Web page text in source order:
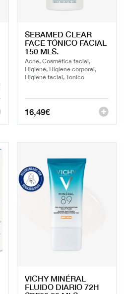
SEBAMED CLEAR
FACE TÓNICO FACIAL
150 MLS.
Acne, Cosmética facial,
Higiene, Higiene corporal,
Higiene facial, Tonico
16,49€
VICHY MINÉRAL
FLUIDO DIARIO 72H